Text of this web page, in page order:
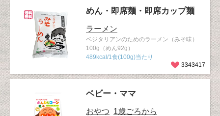
めん・即席麺・即席カップ麺
ラーメン
ベジタリアンのためのラーメン（みそ味）
100g（めん92g）
489kcal/1食(100g)当たり
3343417
ベビー・ママ
おやつ 1歳ごろから